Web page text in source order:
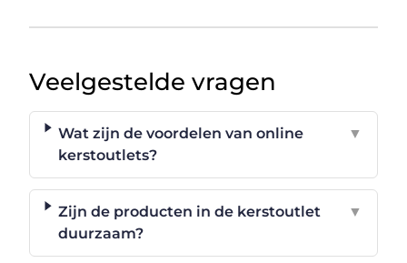
Veelgestelde vragen
Wat zijn de voordelen van online
kerstoutlets?
▼
Zijn de producten in de kerstoutlet
duurzaam?
▼